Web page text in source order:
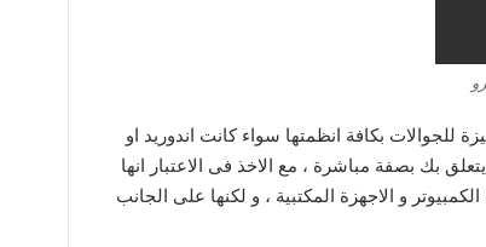
للجوالات بكافة انظمتها سواء كانت اندوريد او
بك بصفة مباشرة ، مع الاخذ فى الاعتبار انها
و الاجهزة المكتبية ، و لكنها على الجانب